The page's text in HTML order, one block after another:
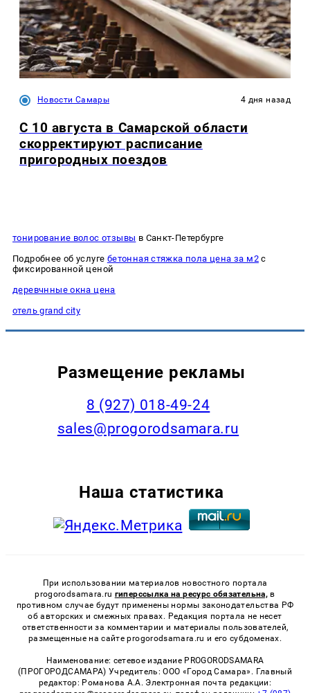
Новости Самары 4 дня назад
С 10 августа в Самарской области
скорректируют расписание
пригородных поездов
тонирование волос отзывы в Санкт-Петербурге
Подробнее об услуге бетонная стяжка пола цена за м2с
фиксированной ценой
деревчнные окна цена
отель grand city
Размещение рекламы
8 (927) 018-49-24
sales@progorodsamara.ru
Наша статистика
При использовании материалов новостного портала
progorodsamara.ru гиперссылка на ресурс обязательна, в
противном случае будут применены нормы законодательства РФ
об авторских и смежных правах. Редакция портала не несет
ответственности за комментарии и материалы пользователей,
размещенные на сайте progorodsamara.ru и его субдоменах.
Наименование: сетевое издание PROGORODSAMARA
(ПРОГОРОДСАМАРА) Учредитель: ООО «Город Самара». Главный
редактор: Романова А.А. Электронная почта редакции: